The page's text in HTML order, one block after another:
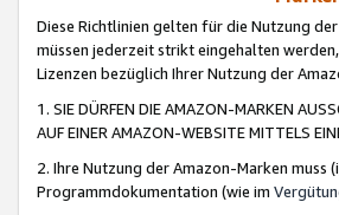
Diese Richtlinien gelten für die Nutzung
müssen jederzeit strikt eingehalten
Lizenzen bezüglich Ihrer Nutzung der
1. SIE DÜRFEN DIE AMAZON-MARKEN
AUF EINER AMAZON-WEBSITE MITTELS
2. Ihre Nutzung der Amazon-Marken muss
Programmdokumentation (wie im